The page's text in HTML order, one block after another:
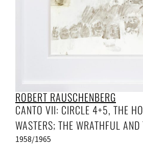
ROBERT RAUSCHENBERG
CANTO VII: CIRCLE 4+5, THE
WASTERS; THE WRATHFUL
1958/1965